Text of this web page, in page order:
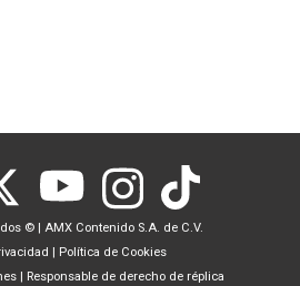
© | AMX Contenido S.A. de C.V.
| Política de Cookies
| Responsable de derecho de réplica